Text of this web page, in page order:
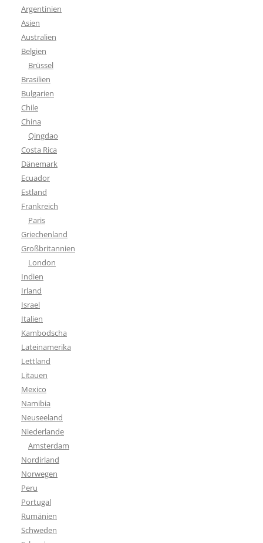
Argentinien
Asien
Australien
Belgien
Brüssel
Brasilien
Bulgarien
Chile
China
Qingdao
Costa Rica
Dänemark
Ecuador
Estland
Frankreich
Paris
Griechenland
Großbritannien
London
Indien
Irland
Israel
Italien
Kambodscha
Lateinamerika
Lettland
Litauen
Mexico
Namibia
Neuseeland
Niederlande
Amsterdam
Nordirland
Norwegen
Peru
Portugal
Rumänien
Schweden